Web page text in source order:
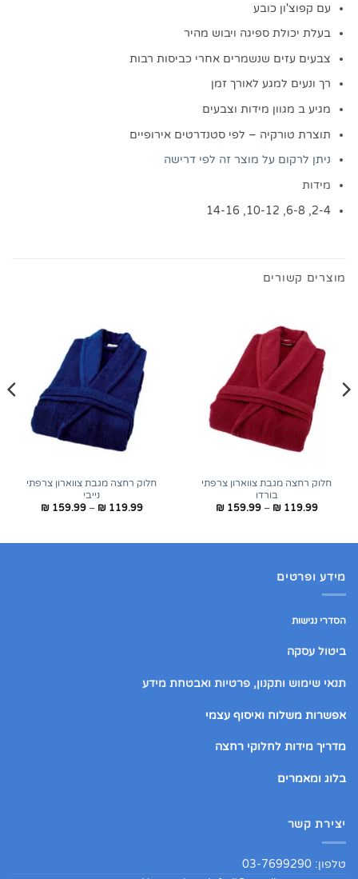
עם קפוצ'ון כובע
בעלת יכולת ספיגה ויבוש מהיר
צבעים עזים שנשמרים אחרי כביסות רבות
רך ונעים למגע לאורך זמן
מגיע ב מגוון מידות וצבעים
תוצרת טורקיה – לפי סטנדרטים אירופיים
ניתן לרקום על מוצר זה לפי דרישה
מידות
2-4, 6-8, 10-12, 14-16
מוצרים קשורים
חלוק רחצה מגבת צווארון צרפתי
בורדו
₪119.99
–
₪159.99
⁦₪ 159.99⁩
חלוק רחצה מגבת צווארון צרפתי
נייבי
₪119.99
–
₪159.99
⁦₪ 159.99⁩
מידע ופרטים
הסדרי נגישות
ביטול עסקה
תנאי שימוש ותקנון, פרטיות ואבטחת מידע
אפשרות משלוח ואיסוף עצמי
מדריך מידות לחלוקי רחצה
בלוג ומאמרים
יצירת קשר
טלפון: 03-7699290